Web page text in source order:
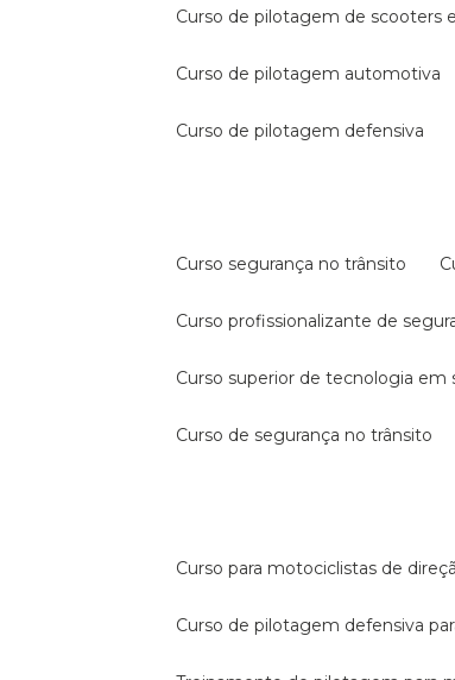
curso de pilotagem de scooters
curso de pilotagem automotiva
curso de pilotagem defensiva
curso segurança no trânsito
curso profissionalizante de
curso superior de tecnologia
curso de segurança no trânsito
curso para motociclistas de
curso de pilotagem defensiva